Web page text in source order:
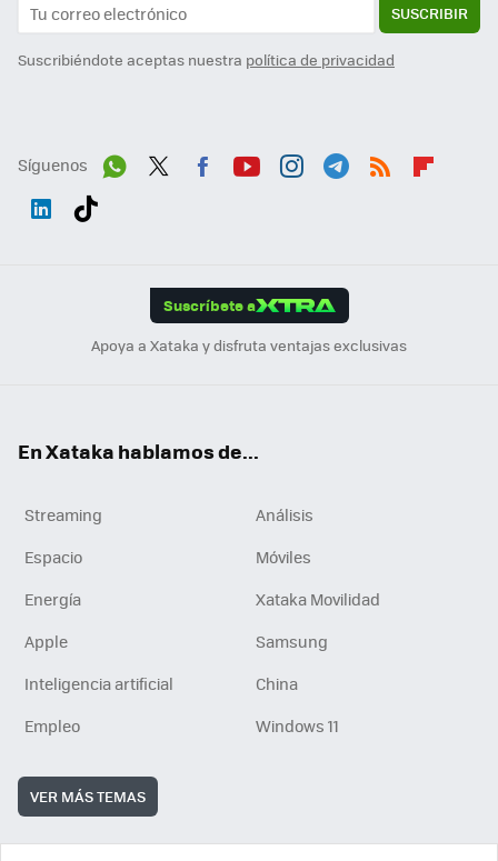
SUSCRIBIR
Suscribiéndote aceptas nuestra política de privacidad
Síguenos
Suscríbete a
Apoya a Xataka y disfruta ventajas exclusivas
En Xataka hablamos de...
Streaming
Análisis
Espacio
Móviles
Energía
Xataka Movilidad
Apple
Samsung
Inteligencia artificial
China
Empleo
Windows 11
VER MÁS TEMAS